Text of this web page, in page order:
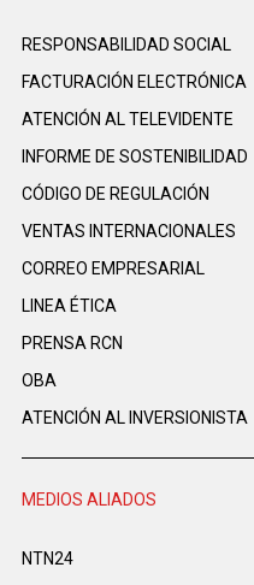
RESPONSABILIDAD SOCIAL
FACTURACIÓN ELECTRÓNICA
ATENCIÓN AL TELEVIDENTE
INFORME DE SOSTENIBILIDAD
CÓDIGO DE REGULACIÓN
VENTAS INTERNACIONALES
CORREO EMPRESARIAL
LINEA ÉTICA
PRENSA RCN
OBA
ATENCIÓN AL INVERSIONISTA
MEDIOS ALIADOS
NTN24